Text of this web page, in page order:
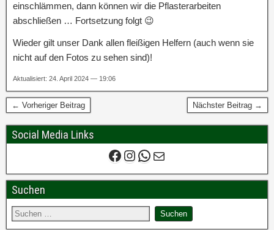
einschlämmen, dann können wir die Pflasterarbeiten
abschließen … Fortsetzung folgt 😉
Wieder gilt unser Dank allen fleißigen Helfern (auch wenn sie
nicht auf den Fotos zu sehen sind)!
Aktualisiert: 24. April 2024 — 19:06
← Vorheriger Beitrag Nächster Beitrag →
Social Media Links
Suchen